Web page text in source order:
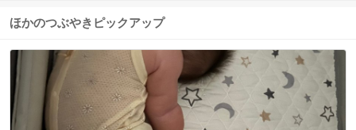
ほかのつぶやきピックアップ